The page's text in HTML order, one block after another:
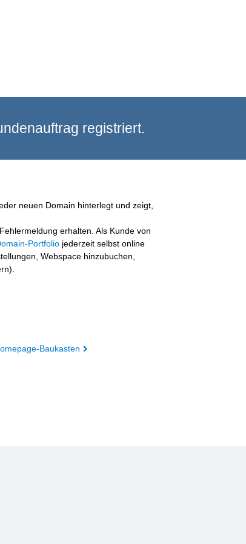
registriert.
neuen Domain hinterlegt und zeigt,
erhalten. Als Kunde von
Portfolio jederzeit selbst online
Webspace hinzubuchen,
Baukasten